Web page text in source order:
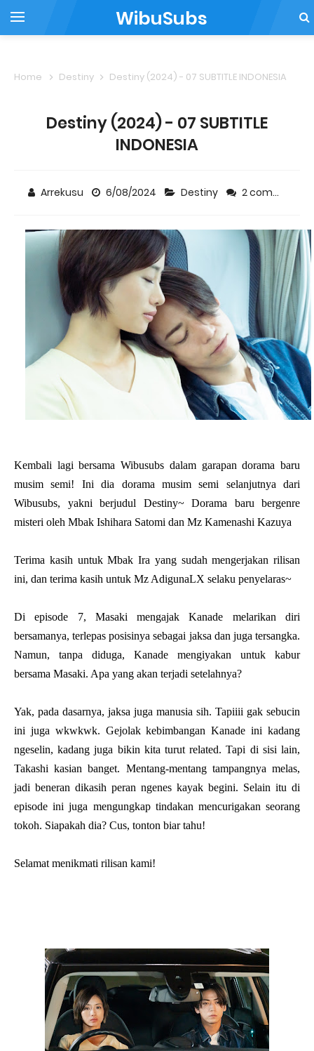
WibuSubs
Home Destiny Destiny (2024) - 07 SUBTITLE INDONESIA
Destiny (2024) - 07 SUBTITLE
INDONESIA
Arrekusu 6/08/2024 Destiny 2 comments
Kembali lagi bersama Wibusubs dalam garapan dorama baru
musim semi! Ini dia dorama musim semi selanjutnya dari
Wibusubs, yakni berjudul Destiny~ Dorama baru bergenre
misteri oleh Mbak Ishihara Satomi dan Mz Kamenashi Kazuya
Terima kasih untuk Mbak Ira yang sudah mengerjakan rilisan
ini, dan terima kasih untuk Mz AdigunaLX selaku penyelaras~
Di episode 7, Masaki mengajak Kanade melarikan diri
bersamanya, terlepas posisinya sebagai jaksa dan juga tersangka.
Namun, tanpa diduga, Kanade mengiyakan untuk kabur
bersama Masaki. Apa yang akan terjadi setelahnya?
Yak, pada dasarnya, jaksa juga manusia sih. Tapiiii gak sebucin
ini juga wkwkwk. Gejolak kebimbangan Kanade ini kadang
ngeselin, kadang juga bikin kita turut related. Tapi di sisi lain,
Takashi kasian banget. Mentang-mentang tampangnya melas,
jadi beneran dikasih peran ngenes kayak begini. Selain itu di
episode ini juga mengungkap tindakan mencurigakan seorang
tokoh. Siapakah dia? Cus, tonton biar tahu!
Selamat menikmati rilisan kami!